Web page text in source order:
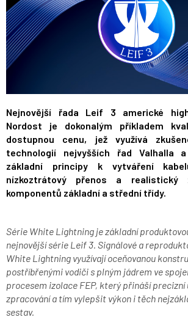
Nejnovější řada Leif 3 americké
Nordost je dokonalým příkladem
dostupnou cenu, jež využívá
technologií nejvyšších řad Valhalla
základní principy k vytváření
nízkoztrátový přenos a realistický
komponentů základní a střední třídy.
Série White Lightning je základní
nejnovější série Leif 3. Signálové a
White Lightning využívají oceňovanou
postříbřenými vodiči s plným jádrem ve
procesem izolace FEP, který přináší precizní
zpracování a tím vylepšit výkon i těch
sestav.